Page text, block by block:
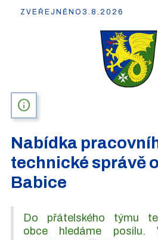
info
Nabídka
technické správě
Babice
Do přátelského týmu
obce hledáme posilu.
ZVEŘEJNĚNO 3.8.2026